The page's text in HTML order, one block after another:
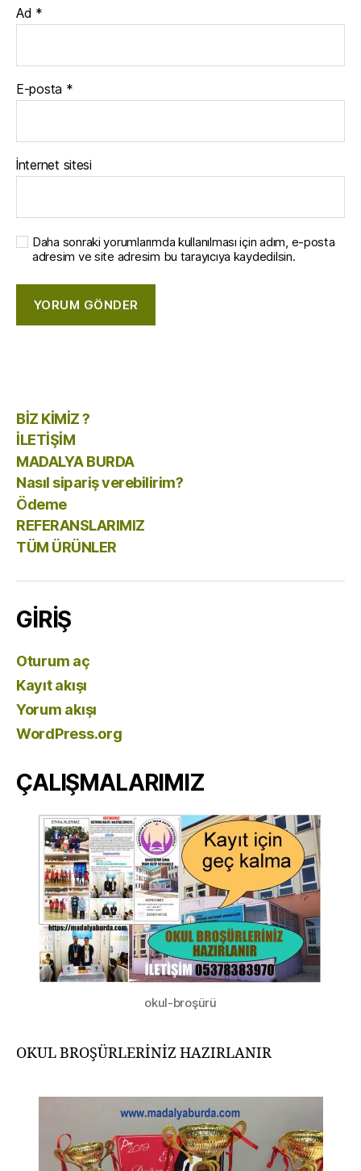
Ad *
E-posta *
İnternet sitesi
Daha sonraki yorumlarımda kullanılması için adım, e-posta
adresim ve site adresim bu tarayıcıya kaydedilsin.
BİZ KİMİZ ?
İLETİŞİM
MADALYA BURDA
Nasıl sipariş verebilirim?
Ödeme
REFERANSLARIMIZ
TÜM ÜRÜNLER
GİRİŞ
Oturum aç
Kayıt akışı
Yorum akışı
WordPress.org
ÇALIŞMALARIMIZ
okul-broşürü
OKUL BROŞÜRLERİNİZ HAZIRLANIR